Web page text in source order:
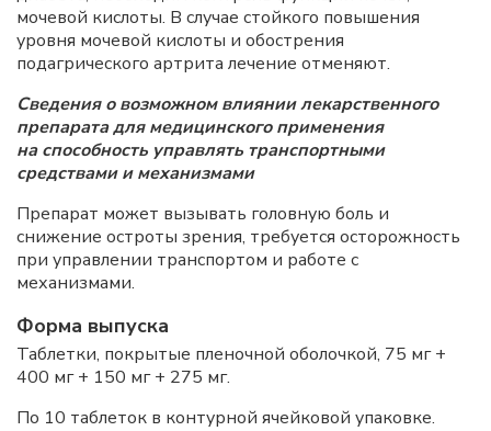
мочевой кислоты. В случае стойкого повышения
уровня мочевой кислоты и обострения
подагрического артрита лечение отменяют.
Сведения о возможном влиянии лекарственного
препарата для медицинского применения
на способность управлять транспортными
средствами и механизмами
Препарат может вызывать головную боль и
снижение остроты зрения, требуется осторожность
при управлении транспортом и работе с
механизмами.
Форма выпуска
Таблетки, покрытые пленочной оболочкой, 75 мг +
400 мг + 150 мг + 275 мг.
По 10 таблеток в контурной ячейковой упаковке.